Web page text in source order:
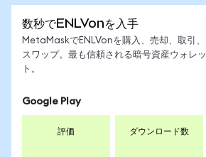
数秒でENLVonを入手
MetaMaskでENLVonを購入、売却、取引、
スワップ。最も信頼される暗号資産ウォレッ
ト。
Google Play
評価 ダウンロード数